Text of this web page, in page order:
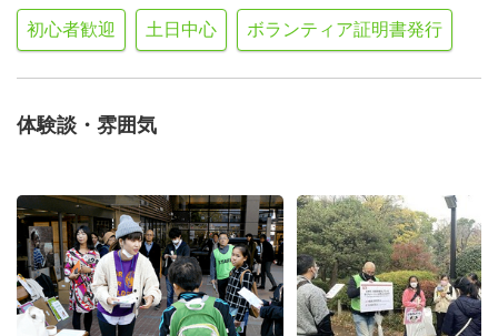
初心者歓迎 土日中心 ボランティア証明書発行
体験談・雰囲気